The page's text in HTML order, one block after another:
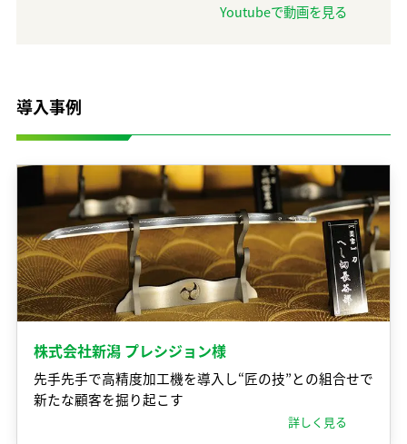
Youtubeで動画を見る
導入事例
株式会社新潟 プレシジョン様
先手先手で高精度加工機を導入し“匠の技”との組合せで
新たな顧客を掘り起こす
詳しく見る